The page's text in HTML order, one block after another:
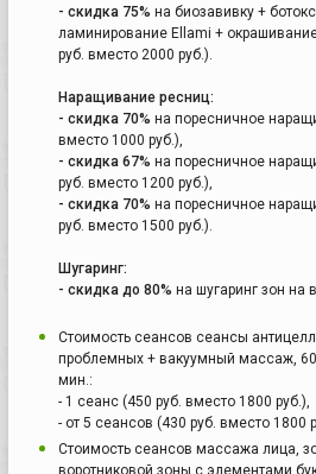
- скидка 75% на биозавивку +
ламинирование Ellami +
руб. вместо 2000 руб.).
Наращивание ресниц:
- скидка 70% на поресничное
вместо 1000 руб.),
- скидка 67% на поресничное
руб. вместо 1200 руб.),
- скидка 70% на поресничное
руб. вместо 1500 руб.).
Шугаринг:
- скидка до 80% на шугаринг зон на
Стоимость сеансов сеансы
проблемных + вакуумный массаж,
мин.:
- 1 сеанс (450 руб. вместо 1800 руб.),
- от 5 сеансов (430 руб. вместо 1800
Стоимость сеансов массажа лица,
воротниковой зоны с элементами